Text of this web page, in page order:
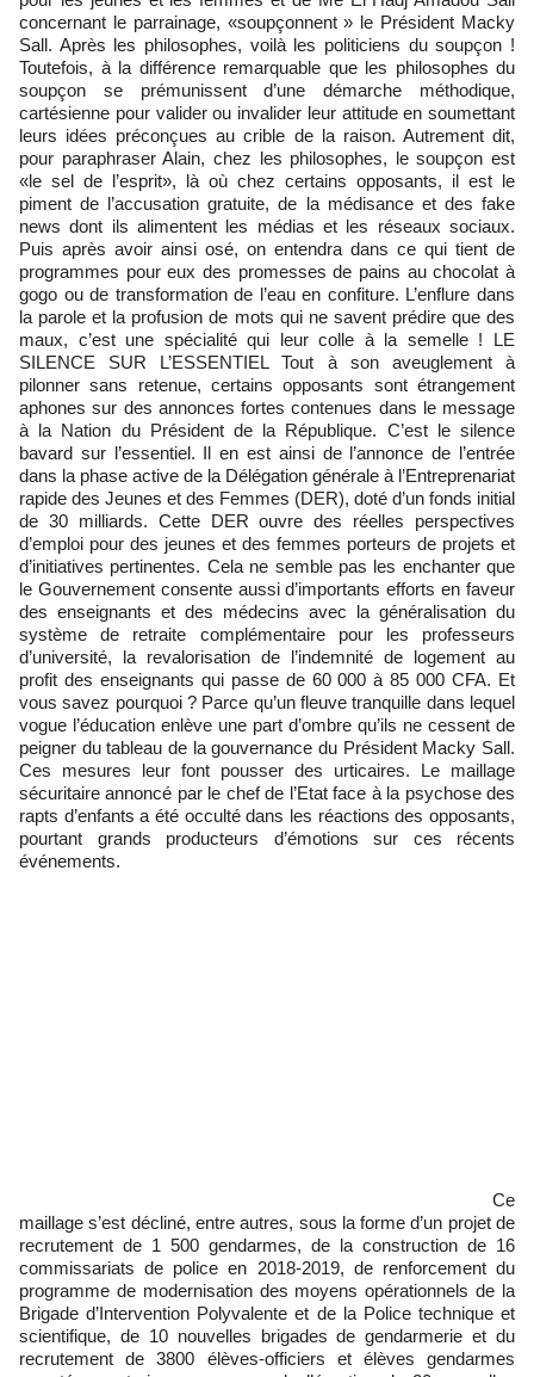
concernant le parrainage, «soupçonnent » le Président Macky
Sall. Après les philosophes, voilà les politiciens du soupçon !
Toutefois, à la différence remarquable que les philosophes du
soupçon se prémunissent d’une démarche méthodique,
cartésienne pour valider ou invalider leur attitude en soumettant
leurs idées préconçues au crible de la raison. Autrement dit,
pour paraphraser Alain, chez les philosophes, le soupçon est
«le sel de l’esprit», là où chez certains opposants, il est le
piment de l’accusation gratuite, de la médisance et des fake
news dont ils alimentent les médias et les réseaux sociaux.
Puis après avoir ainsi osé, on entendra dans ce qui tient de
programmes pour eux des promesses de pains au chocolat à
gogo ou de transformation de l’eau en confiture. L’enflure dans
la parole et la profusion de mots qui ne savent prédire que des
maux, c’est une spécialité qui leur colle à la semelle ! LE
SILENCE SUR L’ESSENTIEL Tout à son aveuglement à
pilonner sans retenue, certains opposants sont étrangement
aphones sur des annonces fortes contenues dans le message
à la Nation du Président de la République. C’est le silence
bavard sur l’essentiel. Il en est ainsi de l’annonce de l’entrée
dans la phase active de la Délégation générale à l’Entreprenariat
rapide des Jeunes et des Femmes (DER), doté d’un fonds initial
de 30 milliards. Cette DER ouvre des réelles perspectives
d’emploi pour des jeunes et des femmes porteurs de projets et
d’initiatives pertinentes. Cela ne semble pas les enchanter que
le Gouvernement consente aussi d’importants efforts en faveur
des enseignants et des médecins avec la généralisation du
système de retraite complémentaire pour les professeurs
d’université, la revalorisation de l’indemnité de logement au
profit des enseignants qui passe de 60 000 à 85 000 CFA. Et
vous savez pourquoi ? Parce qu’un fleuve tranquille dans lequel
vogue l’éducation enlève une part d’ombre qu’ils ne cessent de
peigner du tableau de la gouvernance du Président Macky Sall.
Ces mesures leur font pousser des urticaires. Le maillage
sécuritaire annoncé par le chef de l’Etat face à la psychose des
rapts d’enfants a été occulté dans les réactions des opposants,
pourtant grands producteurs d’émotions sur ces récents
événements.
Ce
maillage s’est décliné, entre autres, sous la forme d’un projet de
recrutement de 1 500 gendarmes, de la construction de 16
commissariats de police en 2018-2019, de renforcement du
programme de modernisation des moyens opérationnels de la
Brigade d’Intervention Polyvalente et de la Police technique et
scientifique, de 10 nouvelles brigades de gendarmerie et du
recrutement de 3800 élèves-officiers et élèves gendarmes